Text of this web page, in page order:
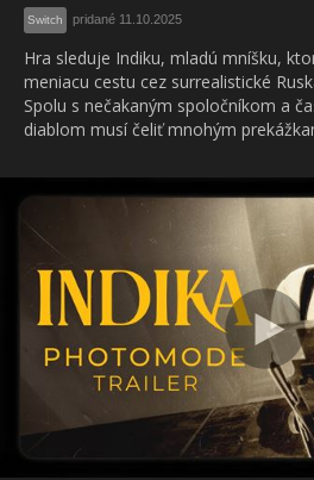
Switch pridané 11.10.2025
Hra sleduje Indiku, mladú mníšku,
meniacu cestu cez surrealistické
Spolu s nečakaným spoločníkom a
diablom musí čeliť mnohým